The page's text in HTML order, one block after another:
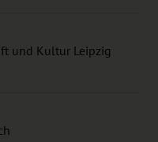
und Kultur Leipzig